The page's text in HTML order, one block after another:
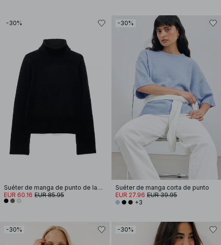
-30%
Suéter de manga de punto de lana con abertura
EUR 60.16 EUR 85.95
-30%
Suéter de manga corta de punto
EUR 27.96 EUR 39.95
+3
-30% -30%